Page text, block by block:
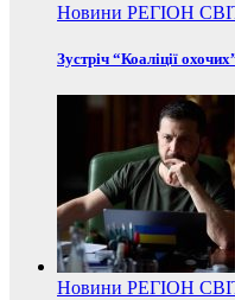
Новини РЕГІОН
Зустріч “Коаліції
Новини РЕГІОН